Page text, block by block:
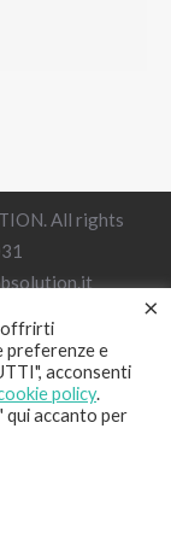
All rights
offrirti
preferenze e
acconsenti
policy.
qui accanto per
×